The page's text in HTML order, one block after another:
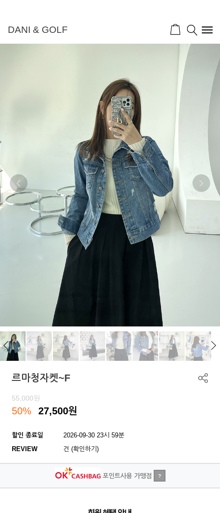
DANI & GOLF
르마청자켓~F
55,000원
50% 27,500원
할인 종료일
2026-09-30 23시 59분
REVIEW
건 (확인하기)
포인트사용 가맹점 ?